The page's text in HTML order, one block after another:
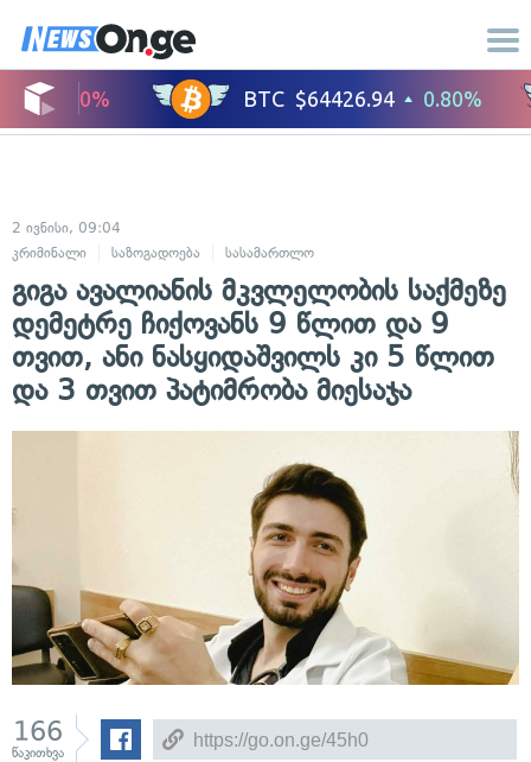
2 ივნისი, 09:04
კრიმინალი
საზოგადოება სასამართლო
გიგა ავალიანის მკვლელობის საქმეზე
დემეტრე ჩიქოვანს 9 წლით და 9
თვით, ანი ნასყიდაშვილს კი 5 წლით
და 3 თვით პატიმრობა მიესაჯა
166
წაკითხვა